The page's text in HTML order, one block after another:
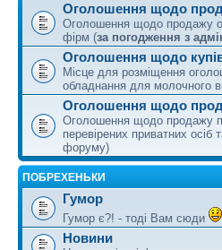
Оголошення щодо
Оголошення щодо продажу
фірм (за погодження з
Оголошення щодо
Місце для розміщення
обладнання для молочного
Оголошення щодо
Оголошення щодо продажу
перевірених приватних осіб
форуму)
ПОБРЕХЕНЬКИ
Гумор
Гумор є?! - тоді Вам сюди
Новини